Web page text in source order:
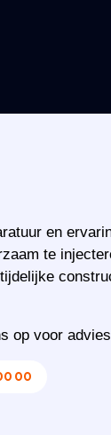
en
te
op voor advies
00